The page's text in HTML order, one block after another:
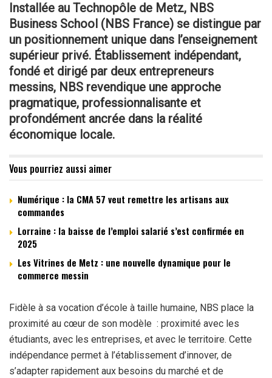
Installée au Technopôle de Metz, NBS
Business School (NBS France) se distingue par
un positionnement unique dans l’enseignement
supérieur privé. Établissement indépendant,
fondé et dirigé par deux entrepreneurs
messins, NBS revendique une approche
pragmatique, professionnalisante et
profondément ancrée dans la réalité
économique locale.
Vous pourriez aussi aimer
Numérique : la CMA 57 veut remettre les artisans aux
commandes
Lorraine : la baisse de l’emploi salarié s’est confirmée en
2025
Les Vitrines de Metz : une nouvelle dynamique pour le
commerce messin
Fidèle à sa vocation d’école à taille humaine, NBS place la
proximité au cœur de son modèle : proximité avec les
étudiants, avec les entreprises, et avec le territoire. Cette
indépendance permet à l’établissement d’innover, de
s’adapter rapidement aux besoins du marché et de